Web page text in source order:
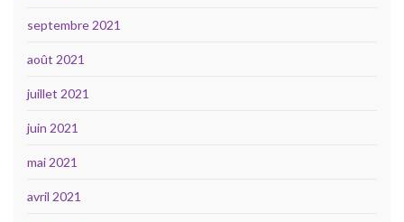
septembre 2021
août 2021
juillet 2021
juin 2021
mai 2021
avril 2021